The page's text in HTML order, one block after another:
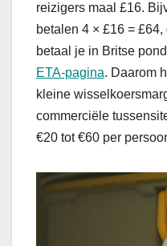
reizigers maal £16.
betalen 4 × £16 =
betaal je in Britse
ETA-pagina. Daarom
kleine
commerciële
€20 tot €60 per